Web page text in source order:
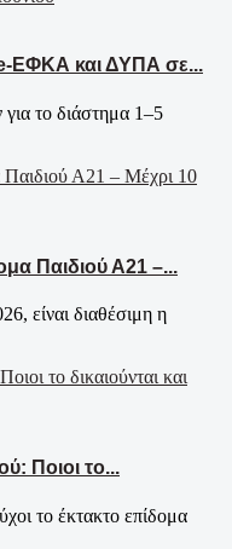
ΕΦΚΑ και ΔΥΠΑ σε...
το διάστημα 1–5
Παιδιού Α21 –...
είναι διαθέσιμη η
Ποιοι το...
το έκτακτο επίδομα